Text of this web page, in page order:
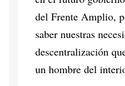
del Frente Amplio,
saber nuestras
descentralización
un hombre del